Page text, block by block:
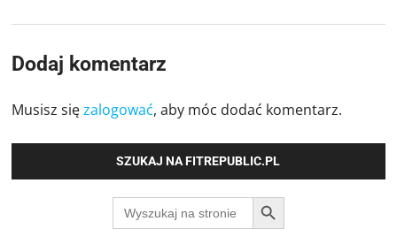
Dodaj komentarz
Musisz sięzalogować, aby móc dodać komentarz.
SZUKAJ NA FITREPUBLIC.PL
Search
for:
SEARCH BUTTON